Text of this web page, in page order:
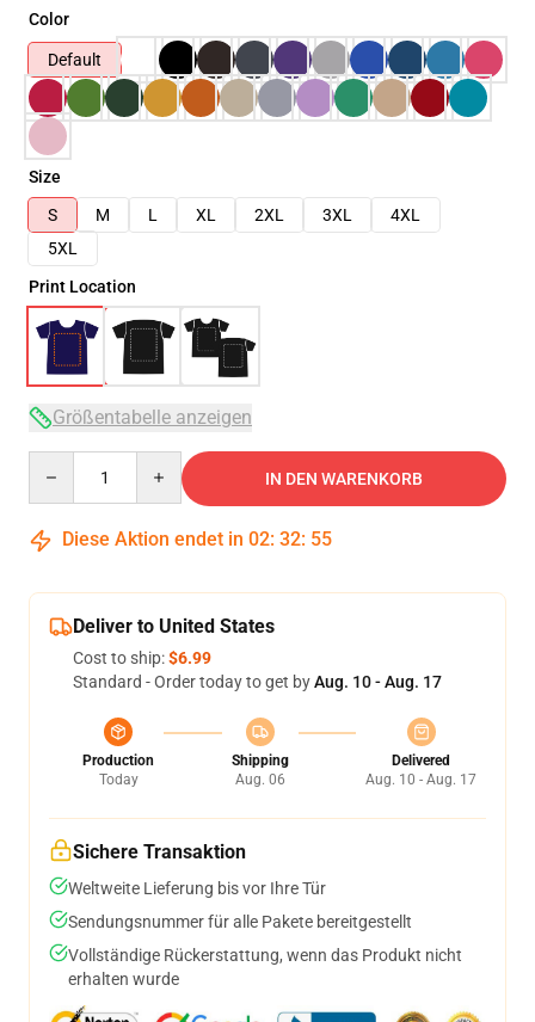
Color
Default
Size
S
M L XL 2XL 3XL
4XL
5XL
Print Location
Größentabelle anzeigen
IN DEN WARENKORB
Diese Aktion endet in 02: 32: 54
Deliver to United States
Cost to ship:$6.99
Standard - Order today to get byAug. 10 - Aug. 17
Production
Today
Shipping
Aug. 06
Delivered
Aug. 10 - Aug. 17
Sichere Transaktion
Weltweite Lieferung bis vor Ihre Tür
Sendungsnummer für alle Pakete bereitgestellt
Vollständige Rückerstattung, wenn das Produkt nicht
erhalten wurde